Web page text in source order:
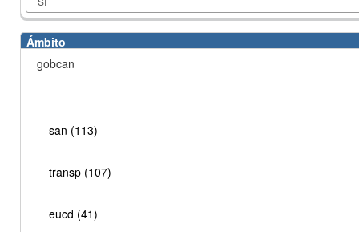
Ámbito
gobcan
san (113)
transp (107)
eucd (41)